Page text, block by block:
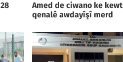
Amed de ciwano ke kewt
qenalê awdayîşî merd